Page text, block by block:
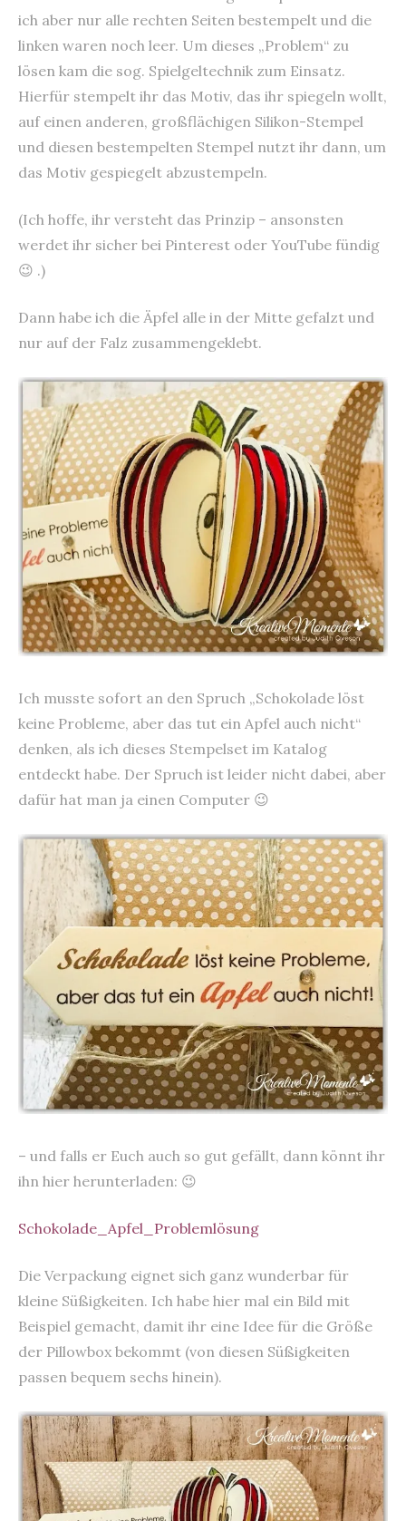
ich aber nur alle rechten Seiten bestempelt und die
linken waren noch leer. Um dieses „Problem“ zu
lösen kam die sog. Spielgeltechnik zum Einsatz.
Hierfür stempelt ihr das Motiv, das ihr spiegeln wollt,
auf einen anderen, großflächigen Silikon-Stempel
und diesen bestempelten Stempel nutzt ihr dann, um
das Motiv gespiegelt abzustempeln.
(Ich hoffe, ihr versteht das Prinzip – ansonsten
werdet ihr sicher bei Pinterest oder YouTube fündig
😉 .)
Dann habe ich die Äpfel alle in der Mitte gefalzt und
nur auf der Falz zusammengeklebt.
Ich musste sofort an den Spruch „Schokolade löst
keine Probleme, aber das tut ein Apfel auch nicht“
denken, als ich dieses Stempelset im Katalog
entdeckt habe. Der Spruch ist leider nicht dabei, aber
dafür hat man ja einen Computer 😉
– und falls er Euch auch so gut gefällt, dann könnt ihr
ihn hier herunterladen: 😉
Schokolade_Apfel_Problemlösung
Die Verpackung eignet sich ganz wunderbar für
kleine Süßigkeiten. Ich habe hier mal ein Bild mit
Beispiel gemacht, damit ihr eine Idee für die Größe
der Pillowbox bekommt (von diesen Süßigkeiten
passen bequem sechs hinein).